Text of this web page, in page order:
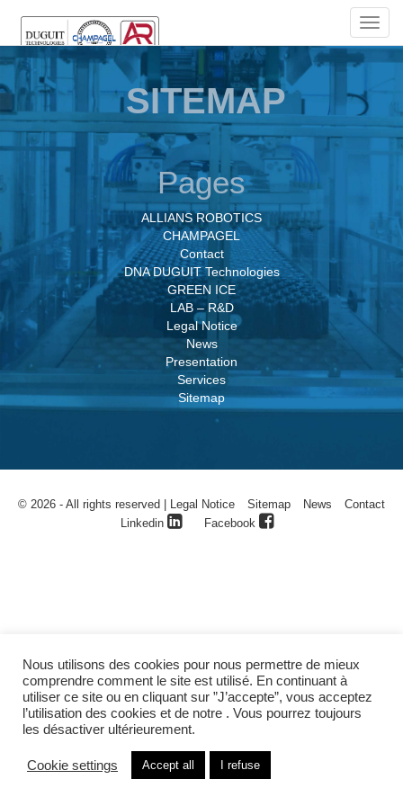
SITEMAP
Pages
ALLIANS ROBOTICS
CHAMPAGEL
Contact
DNA DUGUIT Technologies
GREEN ICE
LAB – R&D
Legal Notice
News
Presentation
Services
Sitemap
© 2026 - All rights reserved | Legal Notice Sitemap News
Contact
Linkedin
Facebook
Nous utilisons des cookies pour nous permettre de mieux
comprendre comment le site est utilisé. En continuant à
utiliser ce site ou en cliquant sur ”J’accepte”, vous acceptez
l’utilisation des cookies et de notre . Vous pourrez toujours
les désactiver ultérieurement.
Cookie settings Accept all I refuse